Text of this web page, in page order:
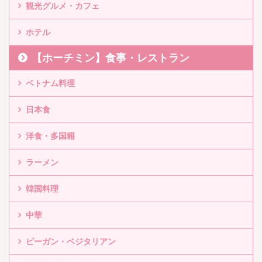
観光グルメ・カフェ
ホテル
【ホーチミン】食事・レストラン
ベトナム料理
日本食
洋食・多国籍
ラーメン
韓国料理
中華
ビーガン・ベジタリアン